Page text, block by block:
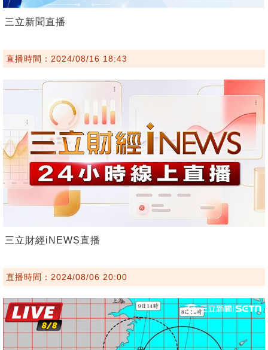
三立新聞直播
直播時間：2024/08/16 18:43
三立財經iNEWS直播
直播時間：2024/08/06 20:00